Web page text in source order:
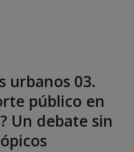
urbanos 03.
público en
Un debate sin